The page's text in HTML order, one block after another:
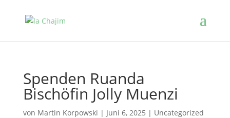
Spenden Ruanda
Bischöfin Jolly Muenzi
von Martin Korpowski | Juni 6, 2025 | Uncategorized